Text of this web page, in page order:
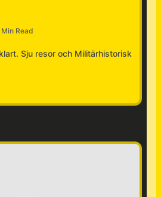
Min Read
Sju resor och Militärhistorisk